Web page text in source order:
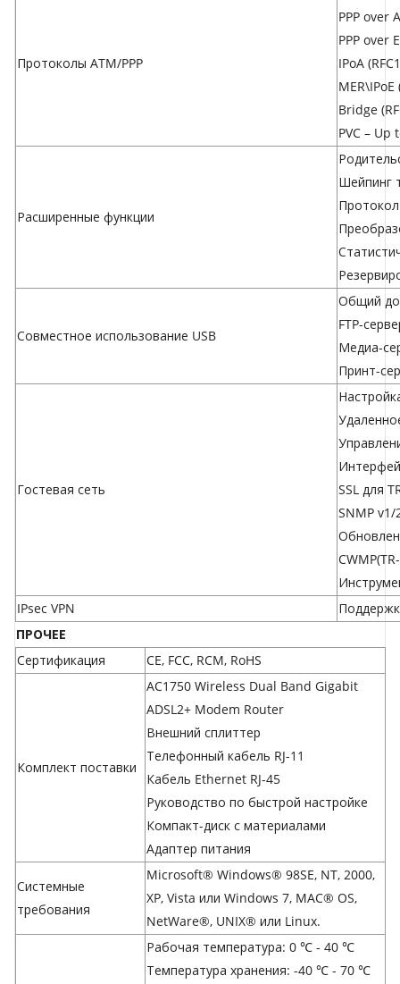
Протоколы ATM/PPP
PPP over
PPP over
IPoA
Bridge
PVC – Up
Расширенные функции
Шейпинг
Протокол
Совместное использование USB
Общий
FTP-
Медиа-
Принт-
Гостевая сеть
SSL для
SNMP v1/
IPsec VPN
ПРОЧЕЕ
Сертификация
CE, FCC, RCM, RoHS
Комплект поставки
AC1750 Wireless Dual Band Gigabit
ADSL2+ Modem Router
Внешний сплиттер
Телефонный кабель RJ-11
Кабель Ethernet RJ-45
Руководство по быстрой настройке
Компакт-диск с материалами
Адаптер питания
Системные
требования
Microsoft® Windows® 98SE, NT, 2000,
XP, Vista или Windows 7, MAC® OS,
NetWare®, UNIX® или Linux.
Рабочая температура: 0 ℃ - 40 ℃
Температура хранения: -40 ℃ - 70 ℃